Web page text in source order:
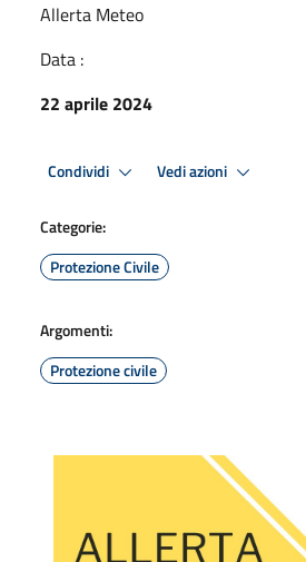
Allerta Meteo
Data :
22 aprile 2024
Condividi Vedi azioni
Categorie:
Protezione Civile
Argomenti:
Protezione civile